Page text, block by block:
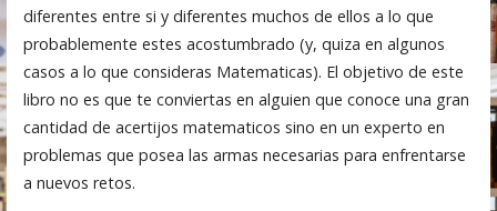
diferentes entre si y diferentes muchos de ellos a lo que
probablemente estes acostumbrado (y, quiza en algunos
casos a lo que consideras Matematicas). El objetivo de este
libro no es que te conviertas en alguien que conoce una gran
cantidad de acertijos matematicos sino en un experto en
problemas que posea las armas necesarias para enfrentarse
a nuevos retos.